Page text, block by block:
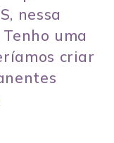
nessa
uma
criar